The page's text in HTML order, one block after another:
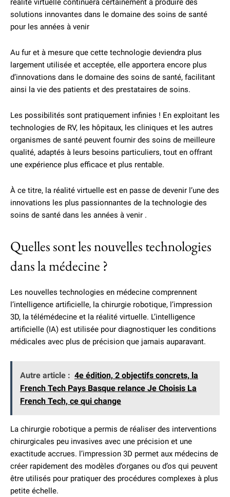
réalité virtuelle continuera certainement à produire des
solutions innovantes dans le domaine des soins de santé
pour les années à venir
Au fur et à mesure que cette technologie deviendra plus
largement utilisée et acceptée, elle apportera encore plus
d’innovations dans le domaine des soins de santé, facilitant
ainsi la vie des patients et des prestataires de soins.
Les possibilités sont pratiquement infinies ! En exploitant les
technologies de RV, les hôpitaux, les cliniques et les autres
organismes de santé peuvent fournir des soins de meilleure
qualité, adaptés à leurs besoins particuliers, tout en offrant
une expérience plus efficace et plus rentable.
À ce titre, la réalité virtuelle est en passe de devenir l’une des
innovations les plus passionnantes de la technologie des
soins de santé dans les années à venir .
Quelles sont les nouvelles technologies
dans la médecine ?
Les nouvelles technologies en médecine comprennent
l’intelligence artificielle, la chirurgie robotique, l’impression
3D, la télémédecine et la réalité virtuelle. L’intelligence
artificielle (IA) est utilisée pour diagnostiquer les conditions
médicales avec plus de précision que jamais auparavant.
Autre article : 4e édition, 2 objectifs concrets, la
French Tech Pays Basque relance Je Choisis La
French Tech, ce qui change
La chirurgie robotique a permis de réaliser des interventions
chirurgicales peu invasives avec une précision et une
exactitude accrues. l’impression 3D permet aux médecins de
créer rapidement des modèles d’organes ou d’os qui peuvent
être utilisés pour pratiquer des procédures complexes à plus
petite échelle.